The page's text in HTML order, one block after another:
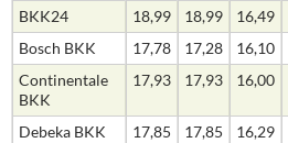
BKK24 18,99 18,99 16,49
Bosch BKK
17,78 17,28 16,10
Continentale
BKK
17,93 17,93 16,00
Debeka BKK 17,85 17,85 16,29